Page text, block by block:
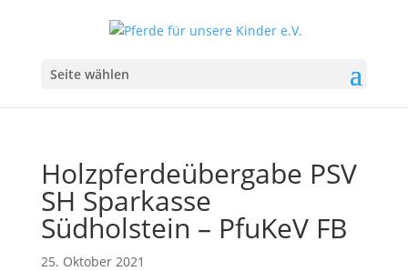
Seite wählen
Holzpferdeübergabe PSV
SH Sparkasse
Südholstein – PfuKeV FB
25. Oktober 2021